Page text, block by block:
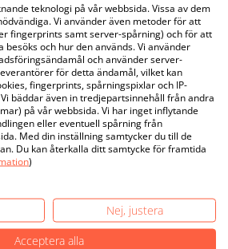
teknologi på vår webbsida. Vissa av dem
Vi använder även metoder för att
fingerprints samt server-spårning) och för att
och hur den används. Vi använder
och använder server-
för detta ändamål, vilket kan
fingerprints, spårningspixlar och IP-
bäddar även in tredjepartsinnehåll från andra
på vår webbsida. Vi har inget inflytande
eller eventuell spårning från
Med din inställning samtycker du till de
Du kan återkalla ditt samtycke för framtida
)
Nej, justera
Acceptera alla